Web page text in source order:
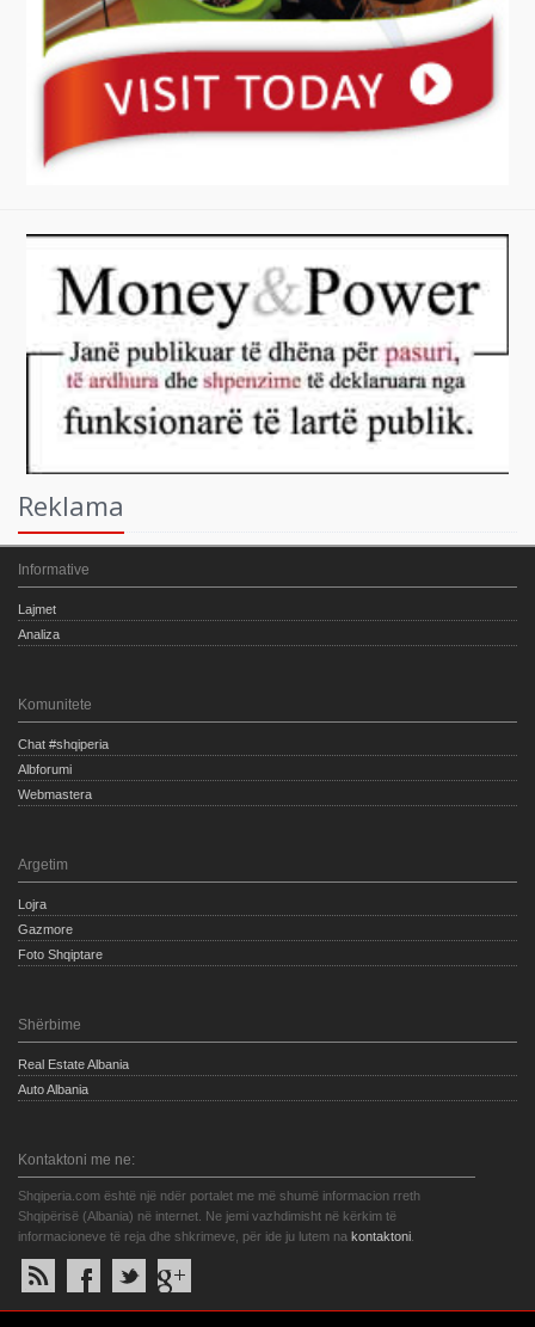
Reklama
Informative
Lajmet
Analiza
Komunitete
Chat #shqiperia
Albforumi
Webmastera
Argetim
Lojra
Gazmore
Foto Shqiptare
Shërbime
Real Estate Albania
Auto Albania
Kontaktoni me ne:
Shqiperia.com është një ndër portalet me më shumë informacion rreth
Shqipërisë (Albania) në internet. Ne jemi vazhdimisht në kërkim të
informacioneve të reja dhe shkrimeve, për ide ju lutem na kontaktoni